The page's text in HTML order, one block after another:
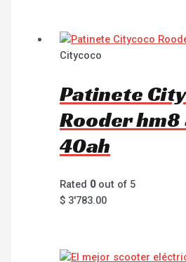
Citycoco
Patinete
Rooder
40ah
Rated 0out of 5
$ 3'783.00